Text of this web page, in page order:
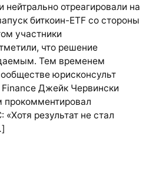
отреагировали на
биткоин-ETF со стороны
участники
что решение
Тем временем
юрисконсульт
Джейк Червински
«Хотя результат не стал